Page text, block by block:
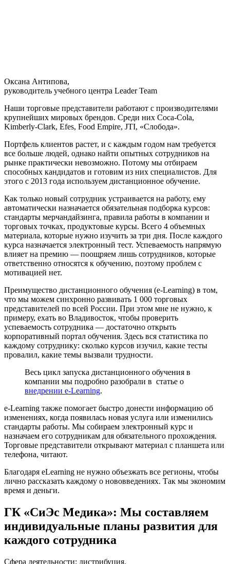
Оксана Антипова,
руководитель учебного центра Leader Team
Наши торговые представители работают с производителями
крупнейших мировых брендов. Среди них Coca-Cola,
Kimberly-Clark, Efes, Food Empire, JTI, «Слобода».
Портфель клиентов растет, и с каждым годом нам требуется
все больше людей, однако найти опытных сотрудников на
рынке практически невозможно. Потому мы отбираем
способных кандидатов и готовим из них специалистов. Для
этого с 2013 года используем дистанционное обучение.
Как только новый сотрудник устраивается на работу, ему
автоматически назначается обязательная подборка курсов:
стандарты мерчандайзинга, правила работы в компании и
торговых точках, продуктовые курсы. Всего 4 объемных
материала, которые нужно изучить за три дня. После каждого
курса назначается электронный тест. Успеваемость напрямую
влияет на премию — поощряем лишь сотрудников, которые
ответственно относятся к обучению, поэтому проблем с
мотивацией нет.
Преимущество дистанционного обучения (e-Learning) в том,
что мы можем синхронно развивать 1 000 торговых
представителей по всей России. При этом мне не нужно, к
примеру, ехать во Владивосток, чтобы проверить
успеваемость сотрудника — достаточно открыть
корпоративный портал обучения. Здесь вся статистика по
каждому сотруднику: сколько курсов изучил, какие тесты
провалил, какие темы вызвали трудности.
Весь цикл запуска дистанционного обучения в
компании мы подробно разобрали в статье о
внедрении e-Learning.
e-Learning также помогает быстро донести информацию об
изменениях, когда появилась новая услуга или изменились
стандарты работы. Мы собираем электронный курс и
назначаем его сотрудникам для обязательного прохождения.
Торговые представители открывают материал с планшета или
телефона, читают.
Благодаря eLearning не нужно объезжать все регионы, чтобы
лично рассказать каждому о нововведениях. Так мы экономим
время и деньги.
ГК «СиЭс Медика»: Мы составляем
индивидуальные планы развития для
каждого сотрудника
Сфера деятельности: дистрибуция.